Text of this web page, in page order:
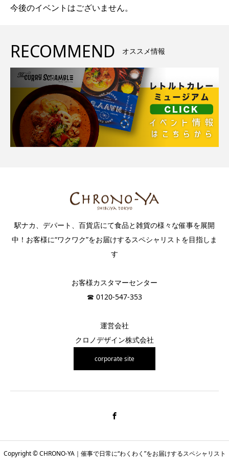
今後のイベントはございません。
RECOMMEND オススメ情報
駅ナカ、デパート、百貨店にて食品と雑貨の様々な催事を展開
中！お客様に“ワクワク”をお届けするスペシャリストを目指しま
す
お客様カスタマーセンター
☎︎ 0120-547-353
運営会社
クロノデザイン株式会社
corporate site
Copyright © CHRONO-YA｜催事で日常に“わくわく”をお届けするスペシャリスト